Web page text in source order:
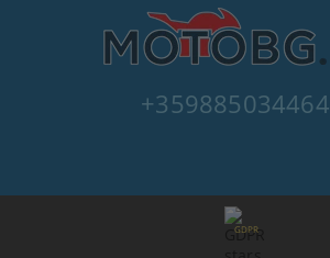
+359885034464
GDPR